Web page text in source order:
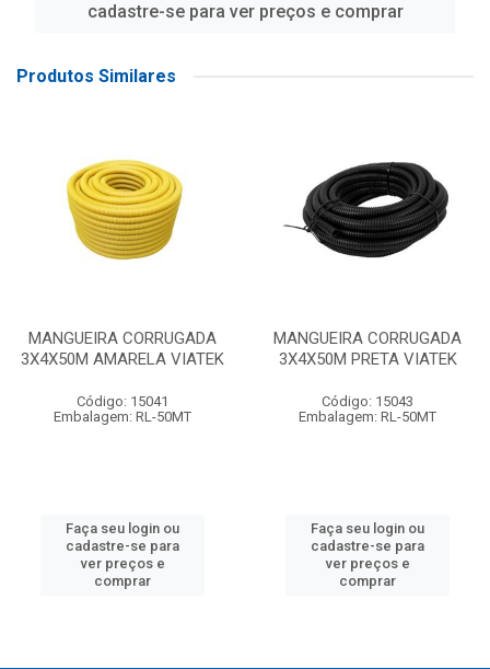
cadastre-se para ver preços e comprar
Produtos Similares
MANGUEIRA CORRUGADA
3X4X50M AMARELA VIATEK
Código: 15041
Embalagem: RL-50MT
Faça seu login ou
cadastre-se para
ver preços e
comprar
MANGUEIRA CORRUGADA
3X4X50M PRETA VIATEK
Código: 15043
Embalagem: RL-50MT
Faça seu login ou
cadastre-se para
ver preços e
comprar